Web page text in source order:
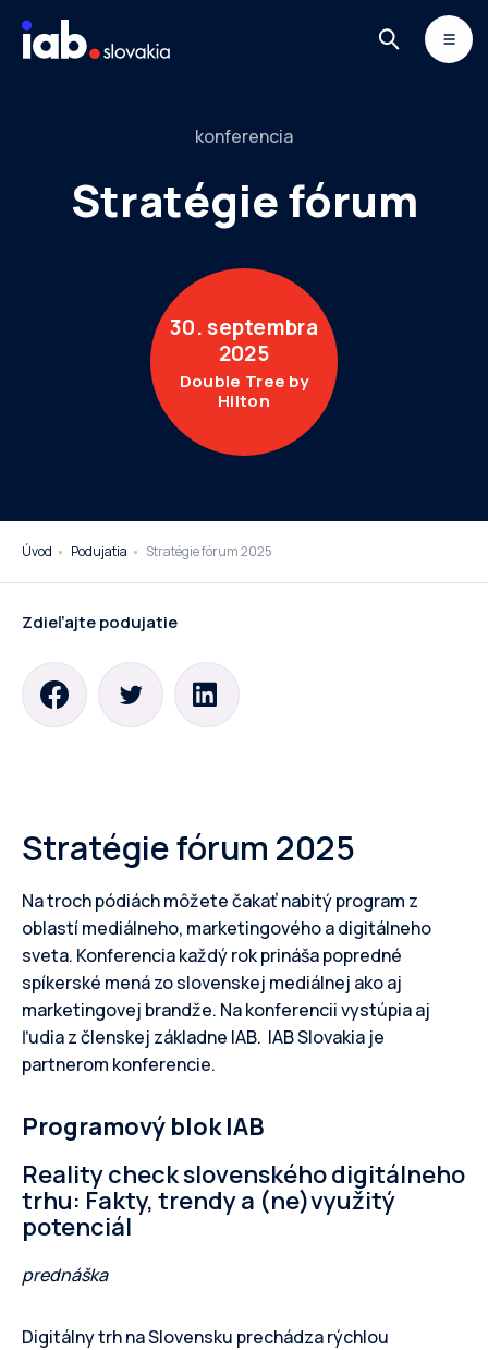
NEWSLETTER
konferencia
Stratégie fórum
30. septembra
2025
Double Tree by
Hilton
Úvod Podujatia Stratégie fórum 2025
Zdieľajte podujatie
Stratégie fórum 2025
Na troch pódiách môžete čakať nabitý program z
oblastí mediálneho, marketingového a digitálneho
sveta. Konferencia každý rok prináša popredné
spíkerské mená zo slovenskej mediálnej ako aj
marketingovej brandže. Na konferencii vystúpia aj
ľudia z členskej základne IAB. IAB Slovakia je
partnerom konferencie.
Programový blok IAB
Reality check slovenského digitálneho
trhu: Fakty, trendy a (ne)využitý
potenciál
prednáška
Digitálny trh na Slovensku prechádza rýchlou